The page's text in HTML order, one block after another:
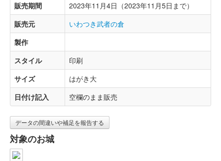
販売期間
2023年11月4日（2023年11月5日まで）
販売元
いわつき武者の倉
製作
スタイル
印刷
サイズ
はがき大
日付け記入
空欄のまま販売
データの間違いや補足を報告する
対象のお城